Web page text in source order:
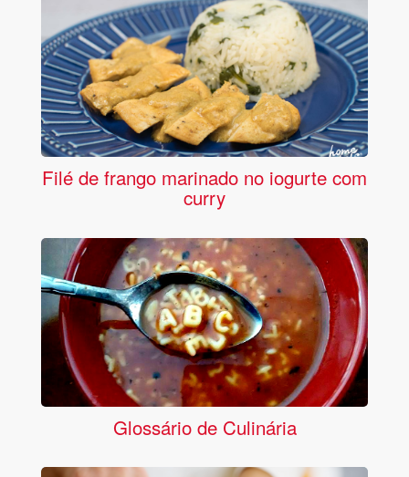
Filé de frango marinado no iogurte com
curry
Glossário de Culinária